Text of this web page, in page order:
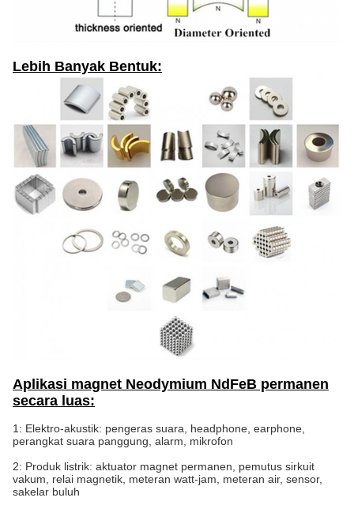
Lebih Banyak Bentuk:
Aplikasi magnet Neodymium NdFeB permanen
secara luas:
1: Elektro-akustik: pengeras suara, headphone, earphone,
perangkat suara panggung, alarm, mikrofon
2: Produk listrik: aktuator magnet permanen, pemutus sirkuit
vakum, relai magnetik, meteran watt-jam, meteran air, sensor,
sakelar buluh